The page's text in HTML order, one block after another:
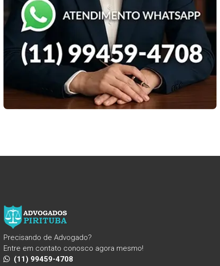
Precisando de Advogado?
Entre em contato conosco agora mesmo!
(11) 99459-4708